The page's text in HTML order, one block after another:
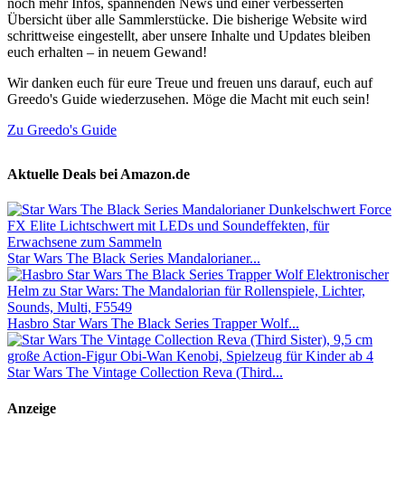
Übersicht über alle Sammlerstücke. Die bisherige Website wird
schrittweise eingestellt, aber unsere Inhalte und Updates bleiben
euch erhalten – in neuem Gewand!
Wir danken euch für eure Treue und freuen uns darauf, euch auf
Greedo's Guide wiederzusehen. Möge die Macht mit euch sein!
Zu Greedo's Guide
Aktuelle Deals bei Amazon.de
Star Wars The Black Series Mandalorianer...
Hasbro Star Wars The Black Series Trapper Wolf...
Star Wars The Vintage Collection Reva (Third...
Anzeige